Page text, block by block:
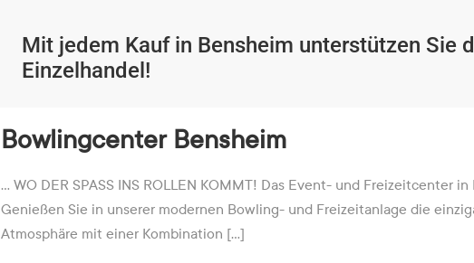
Mit jedem Kauf in Bensheim unterstützen Sie
Einzelhandel!
Bowlingcenter Bensheim
… WO DER SPASS INS ROLLEN KOMMT! Das Event- und Freizeitcenter in
Genießen Sie in unserer modernen Bowling- und Freizeitanlage die
Atmosphäre mit einer Kombination [...]